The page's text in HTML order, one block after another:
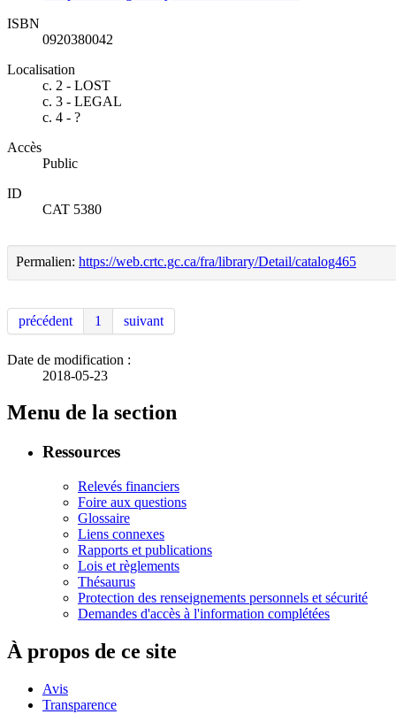
ISBN
0920380042
Localisation
c. 2 - LOST
c. 3 - LEGAL
c. 4 - ?
Accès
Public
ID
CAT 5380
Permalien: https://web.crtc.gc.ca/fra/library/Detail/catalog465
précédent 1 suivant
Date de modification :
2018-05-23
Menu de la section
Ressources
Relevés financiers
Foire aux questions
Glossaire
Liens connexes
Rapports et publications
Lois et règlements
Thésaurus
Protection des renseignements personnels et sécurité
Demandes d'accès à l'information complétées
À propos de ce site
Avis
Transparence